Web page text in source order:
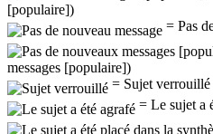
[populaire])
= Pas
messages [populaire])
= Sujet verrouillé
= Le sujet a